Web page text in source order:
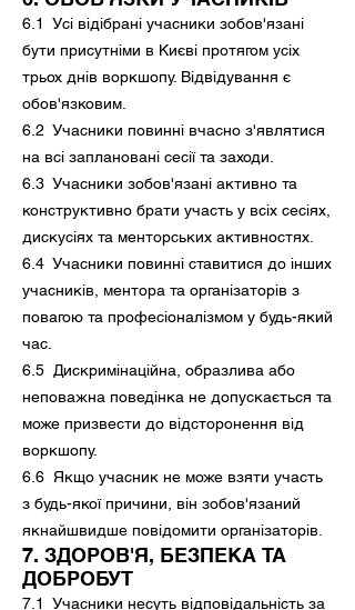
6.1 Усі відібрані учасники зобов'язані
бути присутніми в Києві протягом усіх
трьох днів воркшопу. Відвідування є
обов'язковим.
6.2 Учасники повинні вчасно з'являтися
на всі заплановані сесії та заходи.
6.3 Учасники зобов'язані активно та
конструктивно брати участь у всіх сесіях,
дискусіях та менторських активностях.
6.4 Учасники повинні ставитися до інших
учасників, ментора та організаторів з
повагою та професіоналізмом у будь-який
час.
6.5 Дискримінаційна, образлива або
неповажна поведінка не допускається та
може призвести до відсторонення від
воркшопу.
6.6 Якщо учасник не може взяти участь
з будь-якої причини, він зобов'язаний
якнайшвидше повідомити організаторів.
7. ЗДОРОВ'Я, БЕЗПЕКА ТА
ДОБРОБУТ
7.1 Учасники несуть відповідальність за